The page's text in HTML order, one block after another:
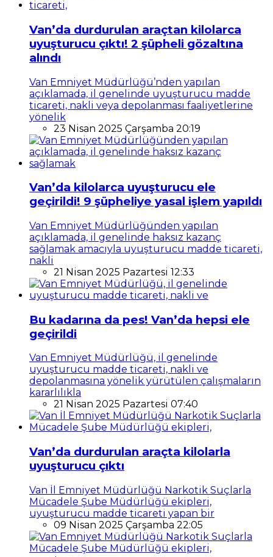
Van’da durdurulan araçtan kilolarca
uyuşturucu çıktı! 2 şüpheli gözaltına
alındı
Van Emniyet Müdürlüğü’nden yapılan
açıklamada, il genelinde uyuşturucu madde
ticareti, nakli veya depolanması faaliyetlerine
yönelik
23 Nisan 2025 Çarşamba 20:19
Van’da kilolarca uyuşturucu ele
geçirildi! 9 şüpheliye yasal işlem yapıldı
Van Emniyet Müdürlüğünden yapılan
açıklamada, il genelinde haksız kazanç
sağlamak amacıyla uyuşturucu madde ticareti,
nakli
21 Nisan 2025 Pazartesi 12:33
Bu kadarına da pes! Van’da hepsi ele
geçirildi
Van Emniyet Müdürlüğü, il genelinde
uyuşturucu madde ticareti, nakli ve
depolanmasına yönelik yürütülen çalışmaların
kararlılıkla
21 Nisan 2025 Pazartesi 07:40
Van’da durdurulan araçta kilolarla
uyuşturucu çıktı
Van İl Emniyet Müdürlüğü Narkotik Suçlarla
Mücadele Şube Müdürlüğü ekipleri,
uyuşturucu madde ticareti yapan bir
09 Nisan 2025 Çarşamba 22:05